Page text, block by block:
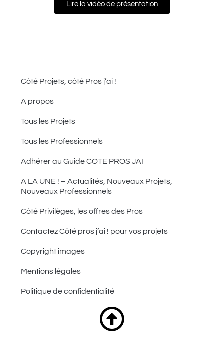
Lire la vidéo de présentation
Côté Projets, côté Pros j’ai !
A propos
Tous les Projets
Tous les Professionnels
Adhérer au Guide COTE PROS JAI
A LA UNE ! – Actualités, Nouveaux Projets,
Nouveaux Professionnels
Côté Privilèges, les offres des Pros
Contactez Côté pros j’ai ! pour vos projets
Copyright images
Mentions légales
Politique de confidentialité